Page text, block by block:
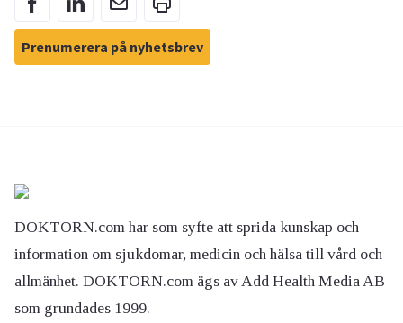
Prenumerera på nyhetsbrev
DOKTORN.com har som syfte att sprida kunskap och
information om sjukdomar, medicin och hälsa till vård och
allmänhet. DOKTORN.com ägs av Add Health Media AB
som grundades 1999.